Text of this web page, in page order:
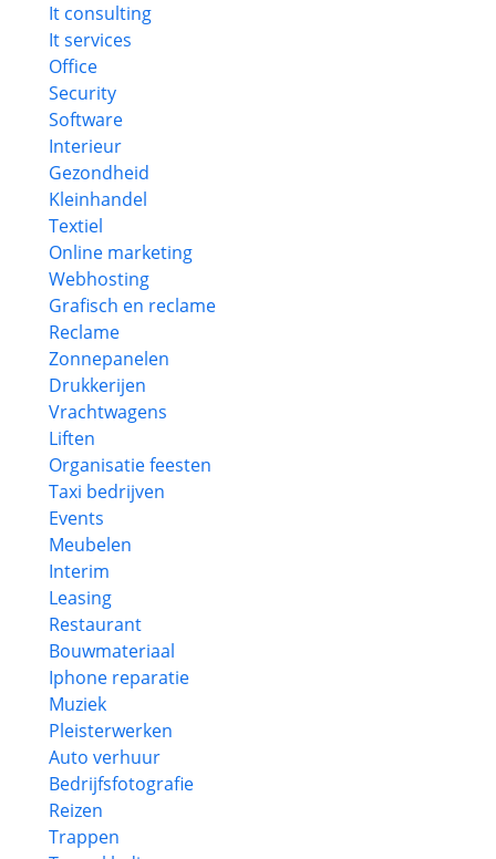
It consulting
It services
Office
Security
Software
Interieur
Gezondheid
Kleinhandel
Textiel
Online marketing
Webhosting
Grafisch en reclame
Reclame
Zonnepanelen
Drukkerijen
Vrachtwagens
Liften
Organisatie feesten
Taxi bedrijven
Events
Meubelen
Interim
Leasing
Restaurant
Bouwmateriaal
Iphone reparatie
Muziek
Pleisterwerken
Auto verhuur
Bedrijfsfotografie
Reizen
Trappen